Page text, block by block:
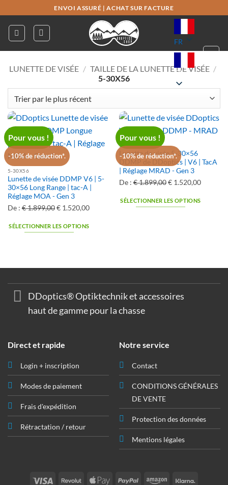
contenu
ENVOI ASSURÉ |ACHAT SUR FACTURE
FR
FR
LUNETTE DE VISÉE / TAILLE DE LA LUNETTE DE VISÉE /
5-30X56
Pour vous !
-10% de réduction*.
5-30X56
Lunette de visée DDMP V6 | 5-
30×56 Long Range | tac-A |
Réglage MOA - Gen 3
De :€1.899,00 Le
original
€1.520,00Le
SÉLECTIONNER LES OPTIONS
Pour vous !
-10% de réduction*.
5-30X56
Lunette de visée 5-30×56
DDMP de DDoptics | V6 | TacA
| Réglage MRAD - Gen 3
De :€1.899,00 Le
original
€1.520,00Le
SÉLECTIONNER LES OPTIONS
DDoptics® Optiktechnik et accessoires
haut de gamme pour la chasse
Direct et rapide
Login + inscription
Modes de paiement
Frais d'expédition
Rétractation / retour
Notre service
Contact
CONDITIONS GÉNÉRALES
DE VENTE
Protection des données
Mentions légales
Visa Revolut
Apple
PayPal Amazon